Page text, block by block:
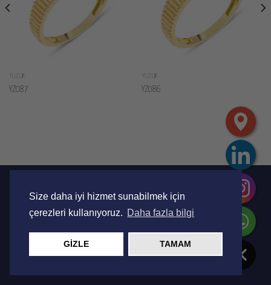
Size daha iyi hizmet sunabilmek için
çerezleri kullanıyoruz. Daha fazla bilgi
GİZLE TAMAM
EKLE
YÜZÜK
YZ087
EKLE
YÜZÜK
YZ086
Design byJovia Ajans